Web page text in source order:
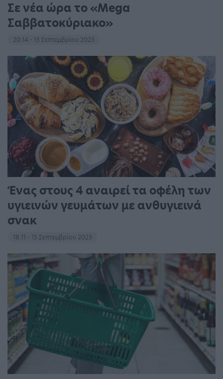
Σε νέα ώρα το «Mega
Σαββατοκύριακο»
20:14 - 15 Σεπτεμβρίου 2023
Ένας στους 4 αναιρεί τα οφέλη των
υγιεινών γευμάτων με ανθυγιεινά
σνακ
18:11 - 15 Σεπτεμβρίου 2023